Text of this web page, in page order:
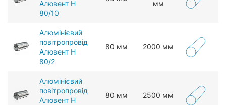
Алювент Н
80/10
мм
Алюмінієвий
повітропровід
Алювент Н
80/2
80 мм 2000 мм
Алюмінієвий
повітропровід
Алювент Н
80 мм 2500 мм